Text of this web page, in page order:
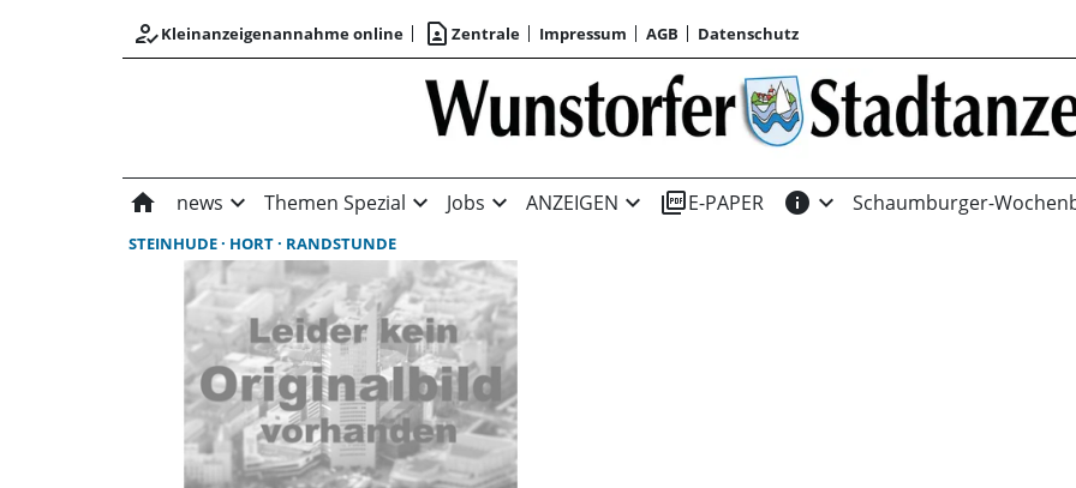
how_to_regKleinanzeigenannahme online contact_page Zentrale Impressum AGB Datenschutz
home news expand_more Themen Spezial expand_more Jobs expand_more ANZEIGEN expand_more picture_as_pdfE-PAPER info expand_more Schaumburger-
STEINHUDE HORT RANDSTUNDE